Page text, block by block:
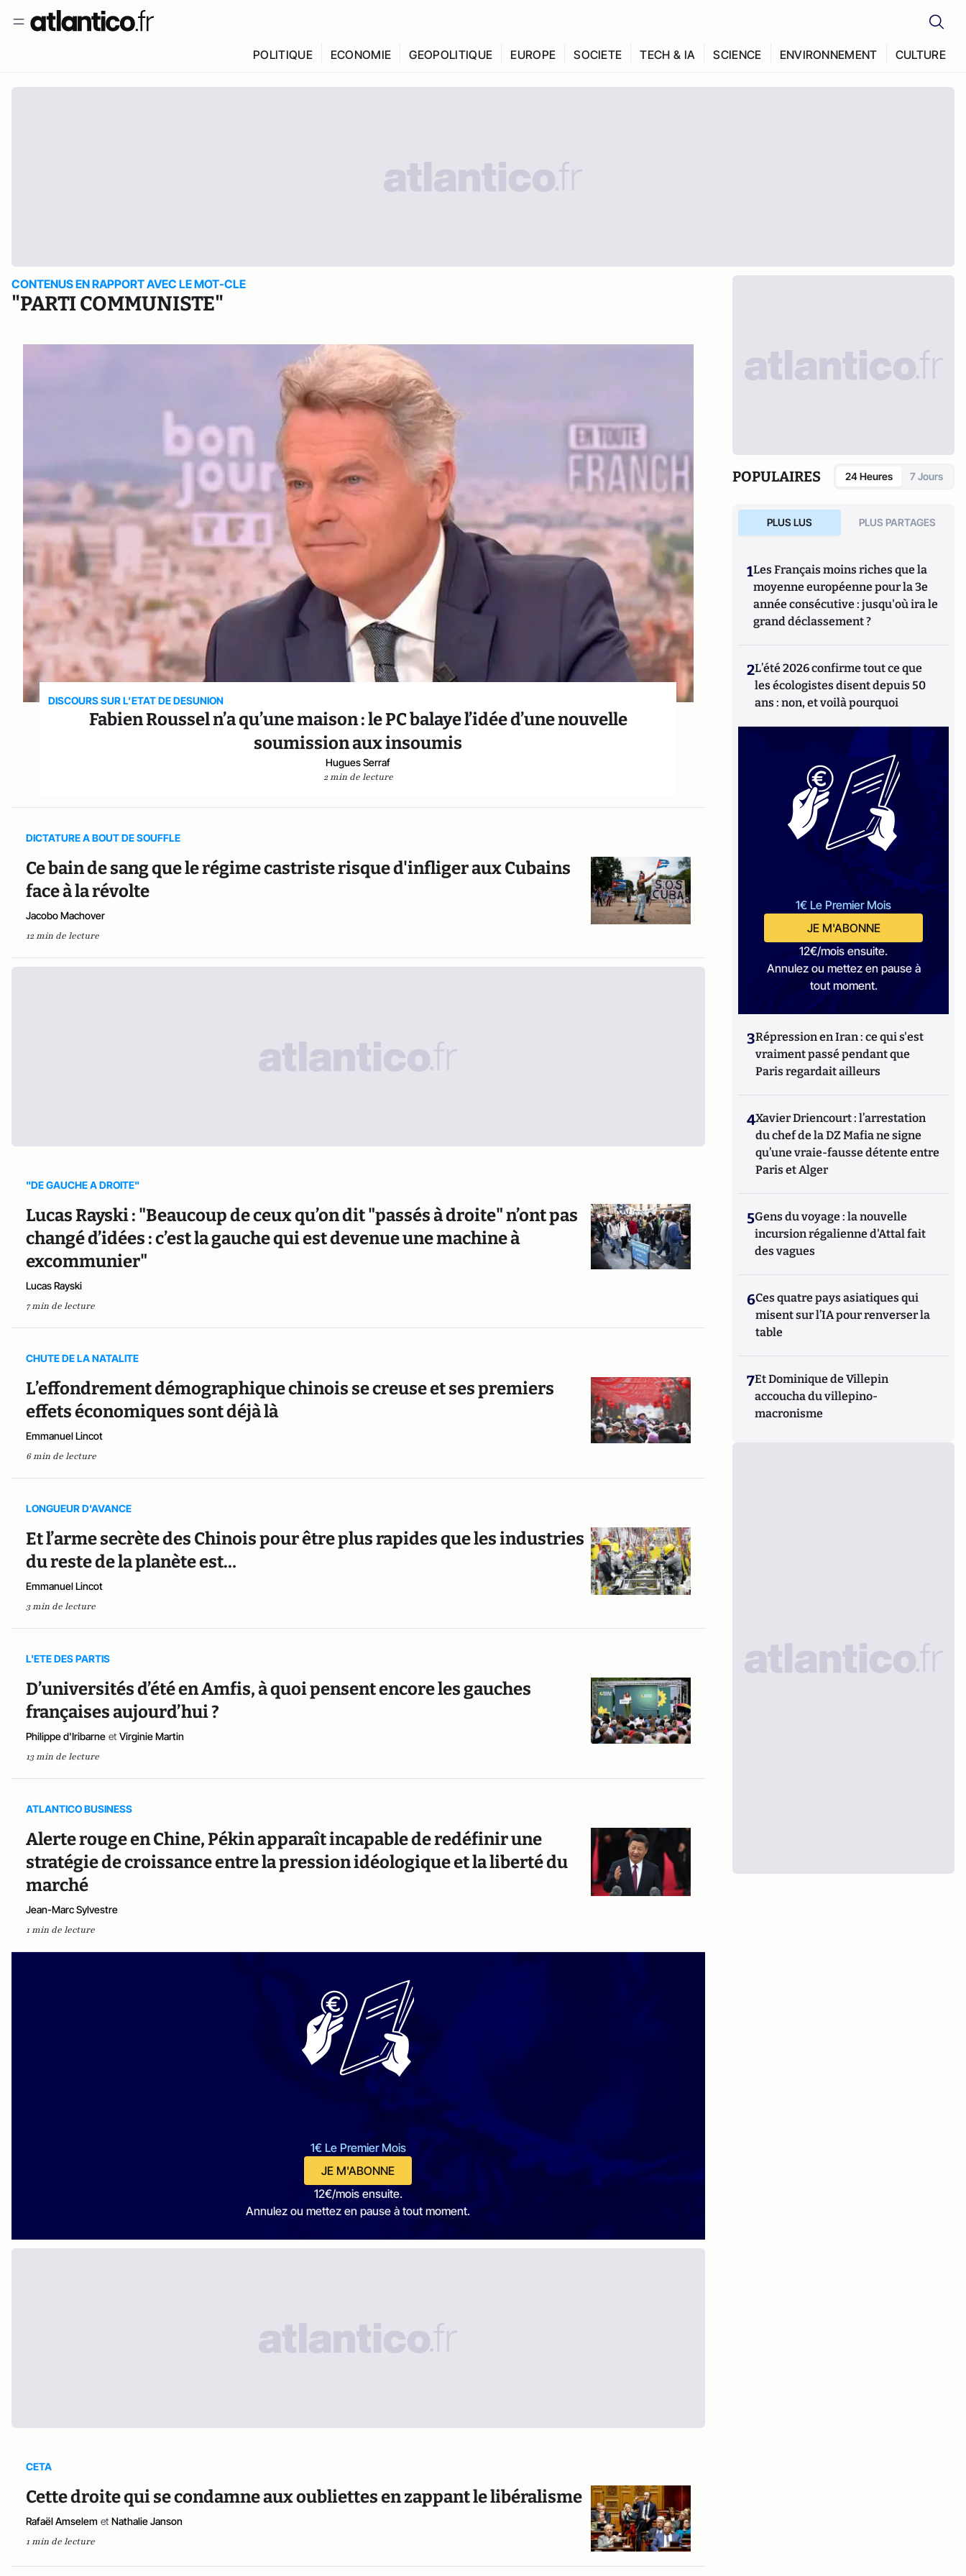
POLITIQUE ECONOMIE GEOPOLITIQUE EUROPE SOCIETE TECH & IA SCIENCE ENVIRONNEMENT CULTURE
CONTENUS EN RAPPORT AVEC LE MOT-CLE
"PARTI COMMUNISTE"
DISCOURS SUR L’ETAT DE DESUNION
Fabien Roussel n’a qu’une maison : le PC balaye l’idée d’une nouvelle
soumission aux insoumis
Hugues Serraf
2 min de lecture
DICTATURE A BOUT DE SOUFFLE
Ce bain de sang que le régime castriste risque d'infliger aux Cubains
face à la révolte
Jacobo Machover
12 min de lecture
"DE GAUCHE A DROITE"
Lucas Rayski : "Beaucoup de ceux qu’on dit "passés à droite" n’ont pas
changé d’idées : c’est la gauche qui est devenue une machine à
excommunier"
Lucas Rayski
7 min de lecture
CHUTE DE LA NATALITE
L’effondrement démographique chinois se creuse et ses premiers
effets économiques sont déjà là
Emmanuel Lincot
6 min de lecture
LONGUEUR D'AVANCE
Et l’arme secrète des Chinois pour être plus rapides que les industries
du reste de la planète est…
Emmanuel Lincot
3 min de lecture
L'ETE DES PARTIS
D’universités d’été en Amfis, à quoi pensent encore les gauches
françaises aujourd’hui ?
Philippe d'Iribarne et Virginie Martin
13 min de lecture
ATLANTICO BUSINESS
Alerte rouge en Chine, Pékin apparaît incapable de redéfinir une
stratégie de croissance entre la pression idéologique et la liberté du
marché
Jean-Marc Sylvestre
1 min de lecture
1€ Le Premier Mois
JE M'ABONNE
12€/mois ensuite.
Annulez ou mettez en pause à tout moment.
CETA
Cette droite qui se condamne aux oubliettes en zappant le libéralisme
Rafaël Amselem et Nathalie Janson
1 min de lecture
POPULAIRES 24 Heures 7 Jours
PLUS LUS PLUS PARTAGES
1Les Français moins riches que la
moyenne européenne pour la 3e
année consécutive : jusqu'où ira le
grand déclassement ?
2L’été 2026 confirme tout ce que
les écologistes disent depuis 50
ans : non, et voilà pourquoi
1€ Le Premier Mois
JE M'ABONNE
12€/mois ensuite.
Annulez ou mettez en pause à
tout moment.
3Répression en Iran : ce qui s'est
vraiment passé pendant que
Paris regardait ailleurs
4Xavier Driencourt : l’arrestation
du chef de la DZ Mafia ne signe
qu’une vraie-fausse détente entre
Paris et Alger
5Gens du voyage : la nouvelle
incursion régalienne d'Attal fait
des vagues
6Ces quatre pays asiatiques qui
misent sur l’IA pour renverser la
table
7Et Dominique de Villepin
accoucha du villepino-
macronisme